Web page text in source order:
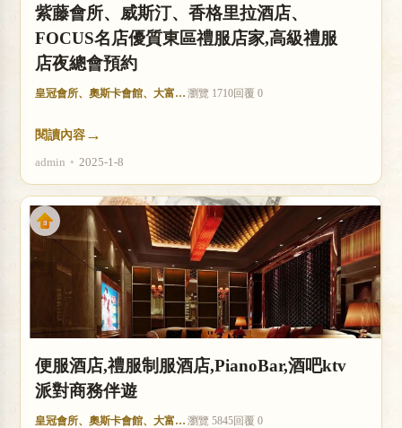
紫藤會所、威斯汀、香格里拉酒店、
FOCUS名店優質東區禮服店家,高級禮服
店夜總會預約
皇冠會所、奧斯卡會館、大富豪酒店 瀏覽 1710回覆 0
閱讀內容 →
admin • 2025-1-8
便服酒店,禮服制服酒店,PianoBar,酒吧ktv
派對商務伴遊
皇冠會所、奧斯卡會館、大富豪酒店 瀏覽 5845回覆 0